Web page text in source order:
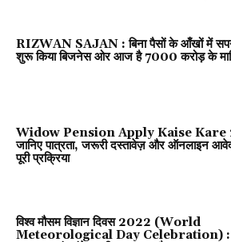
RIZWAN SAJAN : बिना पैसों के आँखों में
शुरू किया बिजनेस ओर आज है 7000 करोड़ के
Widow Pension Apply Kaise Kare
जानिए पात्रता, जरूरी दस्तावेज़ और ऑनलाइन
पूरी प्रक्रिया
विश्व मौसम विज्ञान दिवस 2022 (World
Meteorological Day Celebration) :